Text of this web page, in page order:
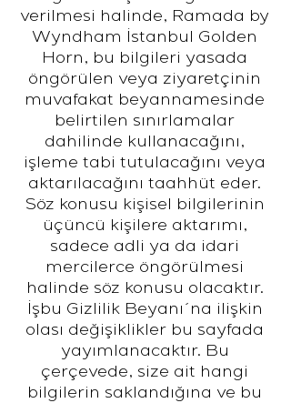
verilmesi halinde, Ramada by
Wyndham İstanbul Golden
Horn, bu bilgileri yasada
öngörülen veya ziyaretçinin
muvafakat beyannamesinde
belirtilen sınırlamalar
dahilinde kullanacağını,
işleme tabi tutulacağını veya
aktarılacağını taahhüt eder.
Söz konusu kişisel bilgilerinin
üçüncü kişilere aktarımı,
sadece adli ya da idari
mercilerce öngörülmesi
halinde söz konusu olacaktır.
İşbu Gizlilik Beyanı´na ilişkin
olası değişiklikler bu sayfada
yayımlanacaktır. Bu
çerçevede, size ait hangi
bilgilerin saklandığına ve bu